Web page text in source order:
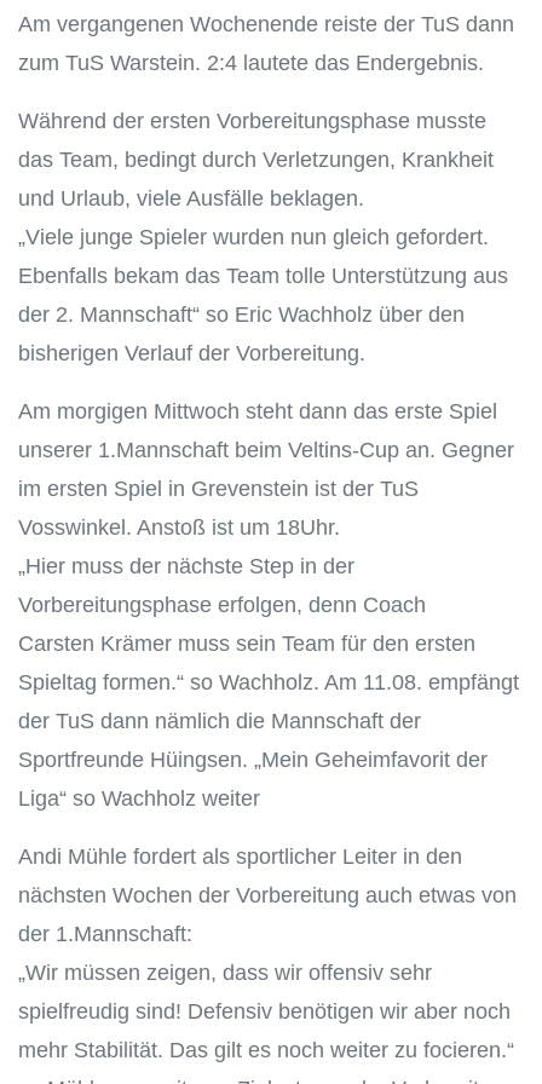
Am vergangenen Wochenende reiste der TuS dann
zum TuS Warstein. 2:4 lautete das Endergebnis.
Während der ersten Vorbereitungsphase musste
das Team, bedingt durch Verletzungen, Krankheit
und Urlaub, viele Ausfälle beklagen.
„Viele junge Spieler wurden nun gleich gefordert.
Ebenfalls bekam das Team tolle Unterstützung aus
der 2. Mannschaft“ so Eric Wachholz über den
bisherigen Verlauf der Vorbereitung.
Am morgigen Mittwoch steht dann das erste Spiel
unserer 1.Mannschaft beim Veltins-Cup an. Gegner
im ersten Spiel in Grevenstein ist der TuS
Vosswinkel. Anstoß ist um 18Uhr.
„Hier muss der nächste Step in der
Vorbereitungsphase erfolgen, denn Coach
Carsten Krämer muss sein Team für den ersten
Spieltag formen.“ so Wachholz. Am 11.08. empfängt
der TuS dann nämlich die Mannschaft der
Sportfreunde Hüingsen. „Mein Geheimfavorit der
Liga“ so Wachholz weiter
Andi Mühle fordert als sportlicher Leiter in den
nächsten Wochen der Vorbereitung auch etwas von
der 1.Mannschaft:
„Wir müssen zeigen, dass wir offensiv sehr
spielfreudig sind! Defensiv benötigen wir aber noch
mehr Stabilität. Das gilt es noch weiter zu focieren.“